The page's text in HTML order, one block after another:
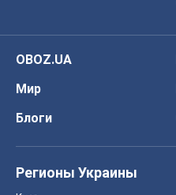
OBOZ.UA
Мир
Блоги
Регионы Украины